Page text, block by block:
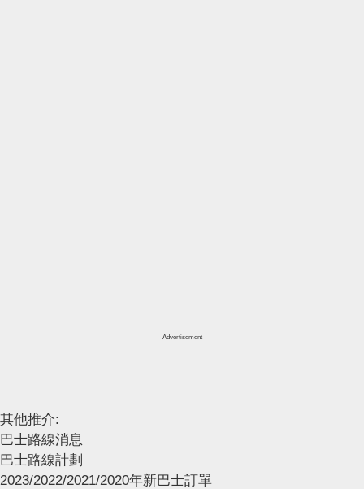
Advertisement
其他推介:
巴士路線消息
巴士路線計劃
2023/2022/2021/2020年新巴士訂單